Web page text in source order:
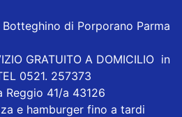
di Porporano Parma
GRATUITO A DOMICILIO in
0521. 257373
Reggio 41/a 43126
e hamburger fino a tardi